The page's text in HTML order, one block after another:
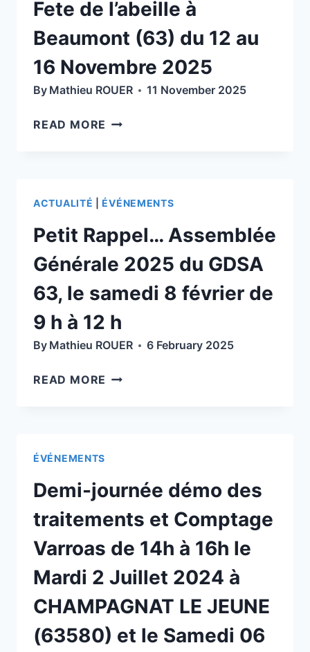
Fete de l’abeille à
Beaumont (63) du 12 au
16 Novembre 2025
By Mathieu ROUER 11 November 2025
READ MORE FETE
(63)
12
AU
16
NOVEMBRE
ACTUALITÉ ÉVÉNEMENTS
Petit Rappel… Assemblée
Générale 2025 du GDSA
63, le samedi 8 février de
9 h à 12 h
By Mathieu ROUER 6 February 2025
READ MORE PETIT
63,
LE
SAMEDI
8
FÉVRIER
DE
9
H
À
ÉVÉNEMENTS
Demi-journée démo des
traitements et Comptage
Varroas de 14h à 16h le
Mardi 2 Juillet 2024 à
CHAMPAGNAT LE JEUNE
(63580) et le Samedi 06